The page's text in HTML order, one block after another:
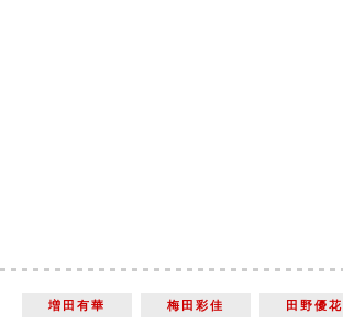
増田有華 梅田彩佳 田野優花